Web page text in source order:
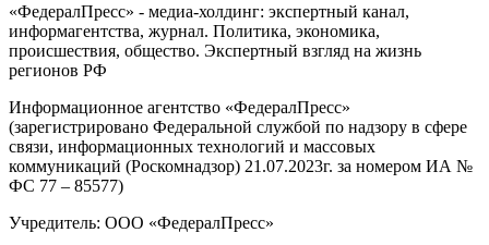
«ФедералПресс» - медиа-холдинг: экспертный канал,
информагентства, журнал. Политика, экономика,
происшествия, общество. Экспертный взгляд на жизнь
регионов РФ
Информационное агентство «ФедералПресс»
(зарегистрировано Федеральной службой по надзору в сфере
связи, информационных технологий и массовых
коммуникаций (Роскомнадзор) 21.07.2023г. за номером ИА №
ФС 77 – 85577)
Учредитель: ООО «ФедералПресс»